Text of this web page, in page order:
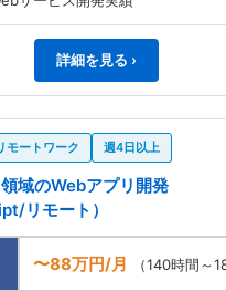
詳細を見る ›
モートワーク 週4日以上
域のWebアプリ開発
リモート）
〜88万円/月 （140時間～